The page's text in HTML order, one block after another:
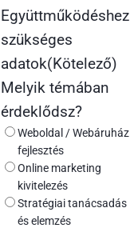
Együttműködéshez
szükséges
adatok(Kötelező)
Melyik témában
érdeklődsz?
Weboldal / Webáruház
fejlesztés
Online marketing
kivitelezés
Stratégiai tanácsadás
és elemzés